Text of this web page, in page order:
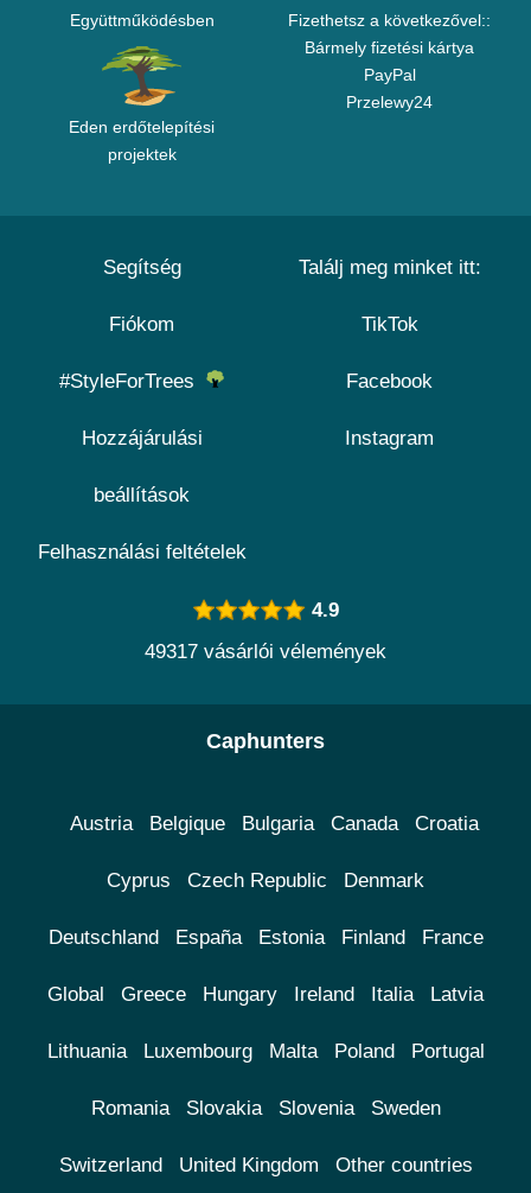
Együttműködésben
Eden erdőtelepítési
projektek
Fizethetsz a következővel::
Bármely fizetési kártya
PayPal
Przelewy24
Segítség
Fiókom
#StyleForTrees
Hozzájárulási
beállítások
Felhasználási feltételek
Találj meg minket itt:
TikTok
Facebook
Instagram
4.9
49317 vásárlói vélemények
Caphunters
Austria Belgique Bulgaria Canada Croatia
Cyprus Czech Republic Denmark
Deutschland España Estonia Finland France
Global Greece Hungary Ireland Italia Latvia
Lithuania Luxembourg Malta Poland Portugal
Romania Slovakia Slovenia Sweden
Switzerland United Kingdom Other countries